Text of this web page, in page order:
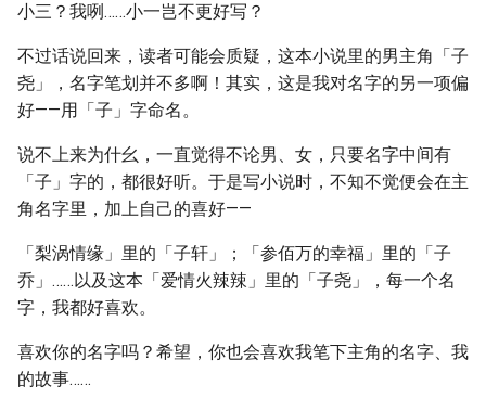
小三？我咧……小一岂不更好写？
不过话说回来，读者可能会质疑，这本小说里的男主角「子
尧」，名字笔划并不多啊！其实，这是我对名字的另一项偏
好——用「子」字命名。
说不上来为什幺，一直觉得不论男、女，只要名字中间有
「子」字的，都很好听。于是写小说时，不知不觉便会在主
角名字里，加上自己的喜好——
「梨涡情缘」里的「子轩」；「参佰万的幸福」里的「子
乔」……以及这本「爱情火辣辣」里的「子尧」，每一个名
字，我都好喜欢。
喜欢你的名字吗？希望，你也会喜欢我笔下主角的名字、我
的故事……